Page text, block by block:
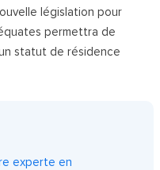
législation pour
permettra de
statut de résidence
experte en